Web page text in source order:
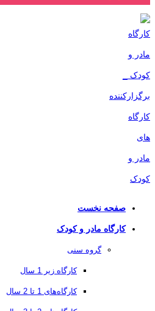
صفحه نخست
کارگاه مادر و کودک
گروه سنی
کارگاه زیر 1 سال
کارگاه‌های 1 تا 2 سال